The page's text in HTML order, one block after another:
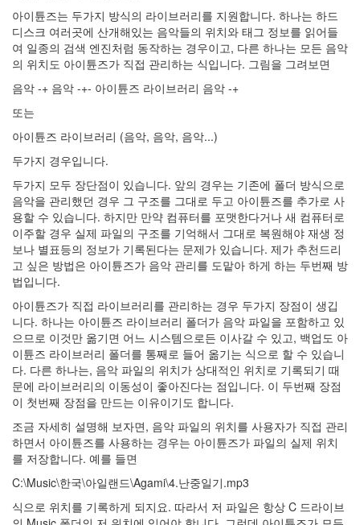
아이튠즈는 두가지 방식의 라이브러리를 지원합니다. 하나는 하드
디스크 여러곳에 산개해있는 음악들의 위치와 태그 정보를 읽어들
여 일종의 검색 엔진처럼 동작하는 경우이고, 다른 하나는 모든 음악
의 위치도 아이튠즈가 직접 관리하는 식입니다. 그림을 그려보면
음악 -+ 음악 -+- 아이튠즈 라이브러리 음악 -+
또는
아이튠즈 라이브러리 (음악, 음악, 음악...)
두가지 경우입니다.
두가지 모두 장단점이 있습니다. 앞의 경우는 기존에 폴더 방식으로
음악을 관리했던 경우 그 구조를 그대로 두고 아이튠즈를 추가로 사
용할 수 있습니다. 하지만 만약 컴퓨터를 포맷한다거나 새 컴퓨터로
이주할 경우 실제 파일의 구조를 기억해서 그대로 복원해야 재생 정
보나 별표등의 정보가 기록된다는 문제가 있습니다. 제가 추천드리
고 싶은 방법은 아이튠즈가 음악 관리를 도맡아 하게 하는 두번째 방
법입니다.
아이튠즈가 직접 라이브러리를 관리하는 경우 두가지 장점이 생깁
니다. 하나는 아이튠즈 라이브러리 폴더가 음악 파일을 포함하고 있
으므로 이것만 옮기면 어느 시스템으로든 이사갈 수 있고, 백업도 아
이튠즈 라이브러리 폴더를 통째로 들어 옮기는 식으로 할 수 있습니
다. 다른 하나는, 음악 파일의 위치가 상대적인 위치로 기록되기 때
문에 라이브러리의 이동성이 좋아진다는 점입니다. 이 두번째 장점
이 첫번째 장점을 만드는 이유이기도 합니다.
조금 자세히 설명해 보자면, 음악 파일의 위치를 사용자가 직접 관리
하면서 아이튠즈를 사용하는 경우는 아이튠즈가 파일의 실제 위치
를 저장합니다. 예를 들면
C:\Music\한국\아일랜드\Agami\4.난중일기.mp3
식으로 위치를 기록하게 되지요. 따라서 저 파일은 항상 C 드라이브
글
플
러
스
소
융
합
문
과
통
합
적
사
고
(2)
역,
프
톨
레
마
이
오
스,
자
연
의
자
와